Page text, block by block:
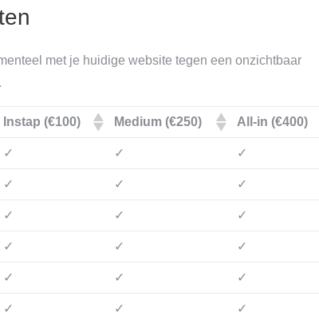
met je huidige website tegen een onzichtbaar
Instap (€100) Medium (€250) All-in (€400)
✓ ✓ ✓
✓ ✓ ✓
✓ ✓ ✓
✓ ✓ ✓
✓ ✓ ✓
✓ ✓ ✓